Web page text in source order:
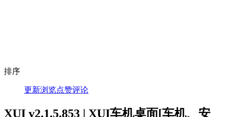
排序
更新浏览点赞评论
XUI v2.1.5.853 | XUI车机桌面[车机、安